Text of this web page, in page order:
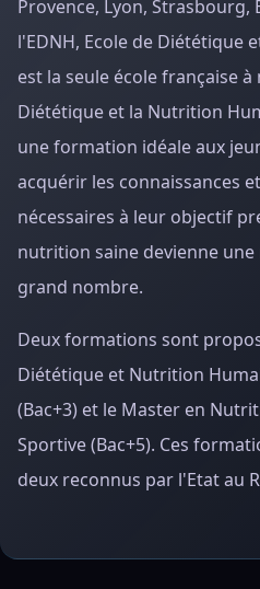
Provence, Lyon, Strasbourg,
l'EDNH, Ecole de Diététique
est la seule école française
Diététique et la Nutrition
une formation idéale aux
acquérir les connaissances
nécessaires à leur objectif
nutrition saine devienne
grand nombre.
Deux formations sont
Diététique et Nutrition
(Bac+3) et le Master en
Sportive (Bac+5). Ces
deux reconnus par l'Etat au